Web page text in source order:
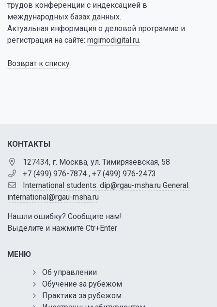
трудов конференции с индексацией в
международных базах данных.
Актуальная информация о деловой программе и
регистрация на сайте: mgimodigital.ru.
Возврат к списку
КОНТАКТЫ
127434, г. Москва, ул. Тимирязевская, 58
+7 (499) 976-7874 , +7 (499) 976-2473
International students: dip@rgau-msha.ru General:
international@rgau-msha.ru
Нашли ошибку? Сообщите нам!
Выделите и нажмите Ctr+Enter
МЕНЮ
Об управлении
Обучение за рубежом
Практика за рубежом